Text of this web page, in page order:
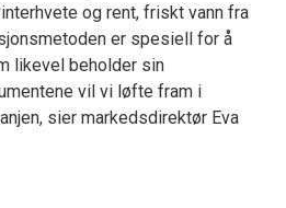
og rent, friskt vann fra
er spesiell for å
likevel beholder sin
vil vi løfte fram i
sier markedsdirektør Eva